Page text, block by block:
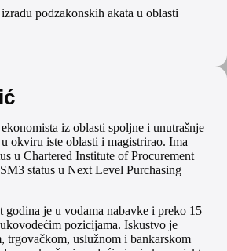
podzakonskih akata u oblasti
iz oblasti spoljne i unutrašnje
okviru iste oblasti i magistrirao. Ima
u Chartered Institute of Procurement
status u Next Level Purchasing
godina je u vodama nabavke i preko 15
pozicijama. Iskustvo je
trgovačkom, uslužnom i bankarskom